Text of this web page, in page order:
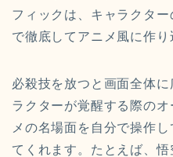
フィックは、キャラクタ
で徹底してアニメ風に作り
必殺技を放つと画面全体
ラクターが覚醒する際の
メの名場面を自分で操作
てくれます。たとえば、悟